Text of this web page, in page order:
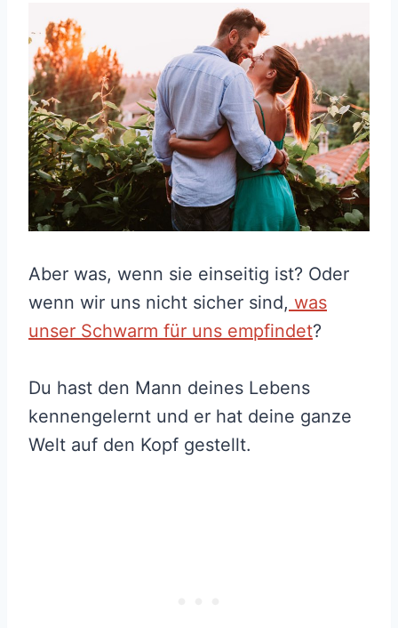
Aber was, wenn sie einseitig ist? Oder
wenn wir uns nicht sicher sind, was
unser Schwarm für uns empfindet?
Du hast den Mann deines Lebens
kennengelernt und er hat deine ganze
Welt auf den Kopf gestellt.